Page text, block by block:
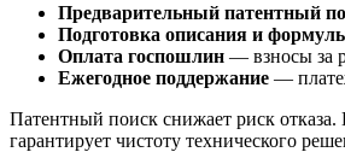
Предварительный патентный
Подготовка описания и
Оплата госпошлин — взносы за
Ежегодное поддержание —
Патентный поиск снижает риск
гарантирует чистоту технического